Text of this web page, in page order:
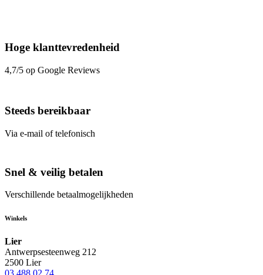
Hoge klanttevredenheid
4,7/5 op Google Reviews
Steeds bereikbaar
Via e-mail of telefonisch
Snel & veilig betalen
Verschillende betaalmogelijkheden
Winkels
Lier
Antwerpsesteenweg 212
2500 Lier